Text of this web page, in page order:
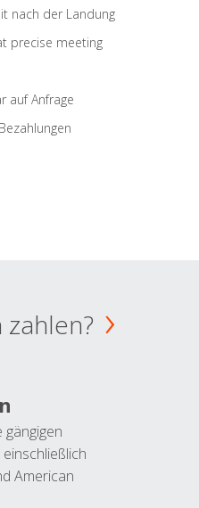
nach der Landung
precise meeting
auf Anfrage
zahlen?
gängigen
American